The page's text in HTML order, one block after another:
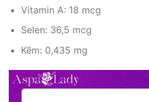
Vitamin A: 18 mcg
Selen: 36,5 mcg
Kẽm: 0,435 mg